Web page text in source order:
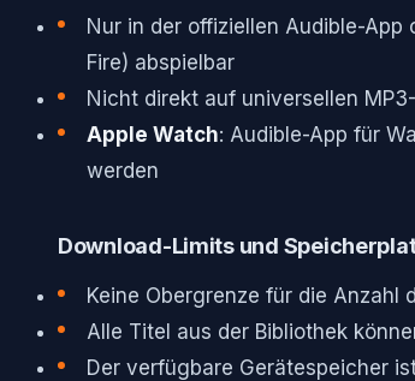
Nur in der offiziellen Audible-App
Fire) abspielbar
Nicht direkt auf universellen
Apple Watch: Audible-App für
werden
Download-Limits und
Keine Obergrenze für die Anzahl
Alle Titel aus der Bibliothek
Der verfügbare Gerätespeicher